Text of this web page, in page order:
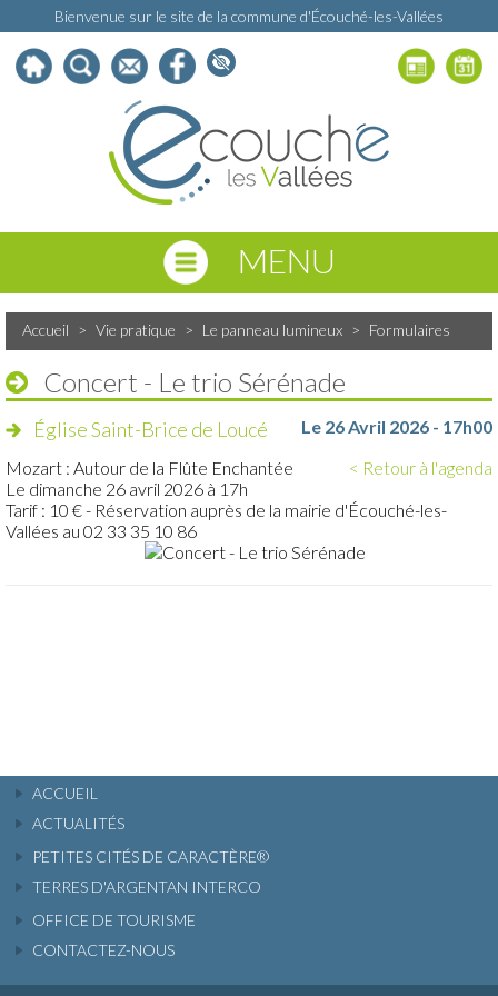
Bienvenue sur le site de la commune d'Écouché-les-Vallées
MENU
Accueil > Vie pratique > Le panneau lumineux > Formulaires
Concert - Le trio Sérénade
Église Saint-Brice de Loucé
Le 26 Avril 2026 - 17h00
< Retour à l'agenda
Mozart : Autour de la Flûte Enchantée
Le dimanche 26 avril 2026 à 17h
Tarif : 10 € - Réservation auprès de la mairie d'Écouché-les-
Vallées au 02 33 35 10 86
ACCUEIL
ACTUALITÉS
PETITES CITÉS DE CARACTÈRE®
TERRES D'ARGENTAN INTERCO
OFFICE DE TOURISME
CONTACTEZ-NOUS